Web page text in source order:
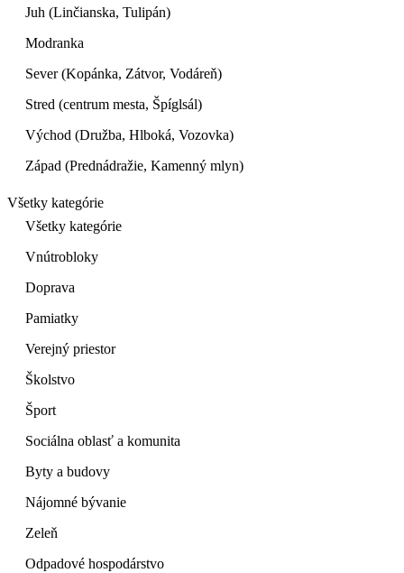
Juh (Linčianska, Tulipán)
Modranka
Sever (Kopánka, Zátvor, Vodáreň)
Stred (centrum mesta, Špíglsál)
Východ (Družba, Hlboká, Vozovka)
Západ (Prednádražie, Kamenný mlyn)
Všetky kategórie
Všetky kategórie
Vnútrobloky
Doprava
Pamiatky
Verejný priestor
Školstvo
Šport
Sociálna oblasť a komunita
Byty a budovy
Nájomné bývanie
Zeleň
Odpadové hospodárstvo